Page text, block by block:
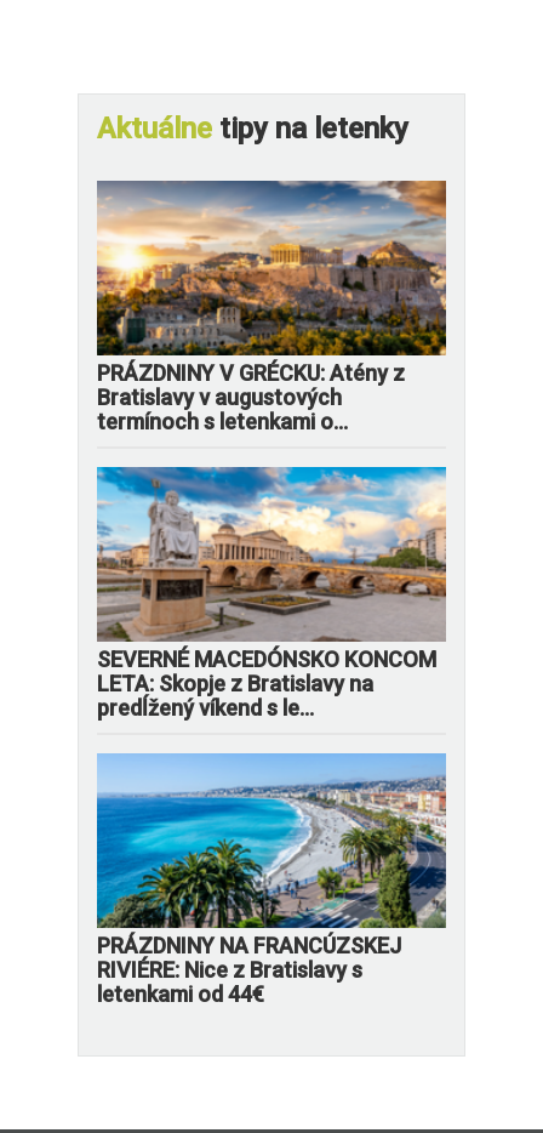
Aktuálne tipy na letenky
PRÁZDNINY V GRÉCKU: Atény z
Bratislavy v augustových
termínoch s letenkami o...
SEVERNÉ MACEDÓNSKO KONCOM
LETA: Skopje z Bratislavy na
predĺžený víkend s le...
PRÁZDNINY NA FRANCÚZSKEJ
RIVIÉRE: Nice z Bratislavy s
letenkami od 44€